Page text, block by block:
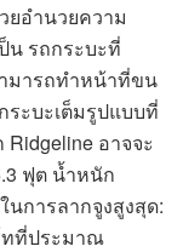
ยอำนวยความ
น รถกระบะที่
มารถทำหน้าที่ขน
ะบะเต็มรูปแบบที่
อาจจะ
ฟุต น้ำหนัก
การลากจูงสูงสุด:
ทที่ประมาณ